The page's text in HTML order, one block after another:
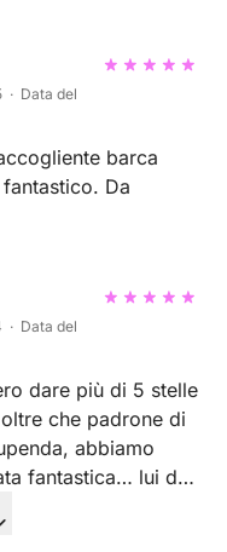
vento in
· Data del
barca
Da
· Data del
dare più di 5 stelle
abbiamo
fantastica… lui di
ricco e curato